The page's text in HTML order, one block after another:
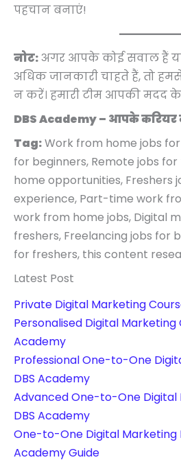
पहचान बनाएं!
नोट: अगर आपके कोई सवाल हैं
अधिक जानकारी चाहते हैं, तो
न करें। हमारी टीम आपकी मदद के
DBS Academy – आपके करियर
Tag:Work from home jobs
for beginners, Remote jobs
home opportunities, Freshers
experience, Part-time work
work from home jobs, Digital
freshers, Freelancing jobs for
for freshers, this content
Latest Post
Private Digital Marketing
Personalised Digital Marketing
Academy
Professional One-to-One
DBS Academy
Advanced One-to-One Digital
DBS Academy
One-to-One Digital Marketing
Academy Guide